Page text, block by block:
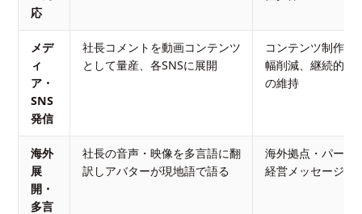
応
メデ
ィ
ア・
SNS
発信
社長コメントを動画コンテンツ
として量産、各SNSに展開
コンテンツ制作コ
幅削減、継続的な
の維持
海外
展
開・
多言
社長の音声・映像を多言語に翻
訳しアバターが現地語で語る
海外拠点・パート
経営メッセージの